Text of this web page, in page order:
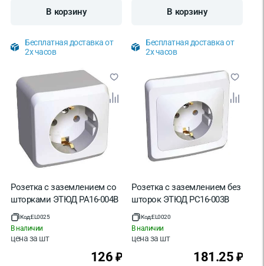
В корзину
Бесплатная доставка от
2х часов
В корзину
Бесплатная доставка от
2х часов
Розетка с заземлением со
шторками ЭТЮД PA16-004B
Код:EL0025
В наличии
цена за шт
126 ₽
Розетка с заземлением без
шторок ЭТЮД PC16-003B
Код:EL0020
В наличии
цена за шт
181.25 ₽